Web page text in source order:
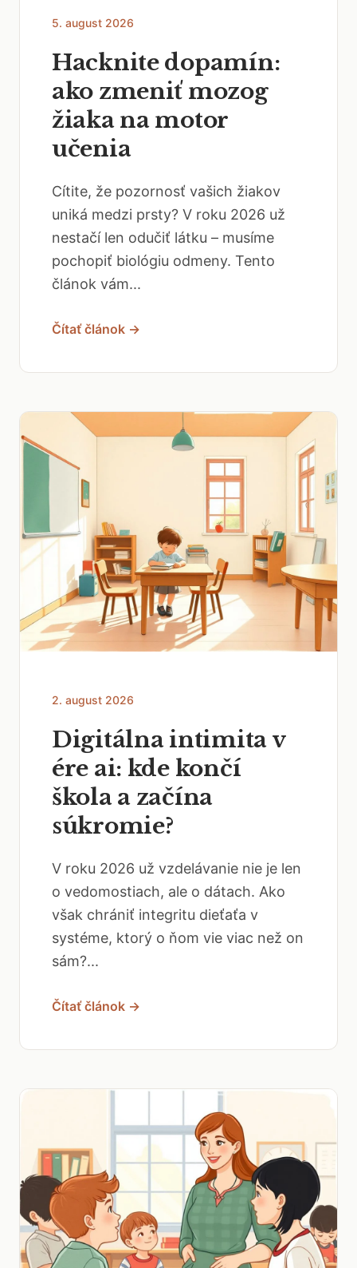
5. august 2026
Hacknite dopamín:
ako zmeniť mozog
žiaka na motor
učenia
Cítite, že pozornosť vašich žiakov
uniká medzi prsty? V roku 2026 už
nestačí len odučiť látku – musíme
pochopiť biológiu odmeny. Tento
článok vám...
Čítať článok →
2. august 2026
Digitálna intimita v
ére ai: kde končí
škola a začína
súkromie?
V roku 2026 už vzdelávanie nie je len
o vedomostiach, ale o dátach. Ako
však chrániť integritu dieťaťa v
systéme, ktorý o ňom vie viac než on
sám?...
Čítať článok →